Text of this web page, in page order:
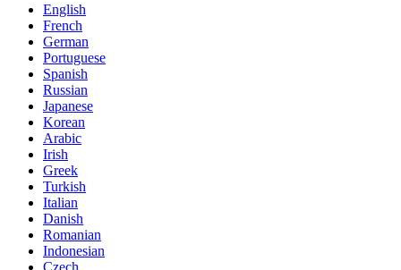
English
French
German
Portuguese
Spanish
Russian
Japanese
Korean
Arabic
Irish
Greek
Turkish
Italian
Danish
Romanian
Indonesian
Czech